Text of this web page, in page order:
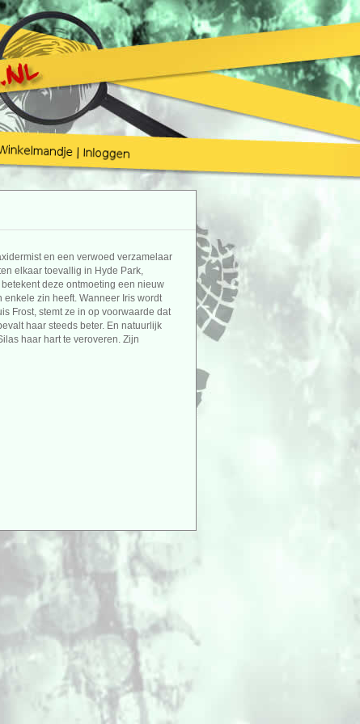
en een verwoed verzamelaar
elkaar toevallig in Hyde Park,
deze ontmoeting een nieuw
zin heeft. Wanneer Iris wordt
Frost, stemt ze in op voorwaarde dat
haar steeds beter. En natuurlijk
haar hart te veroveren. Zijn